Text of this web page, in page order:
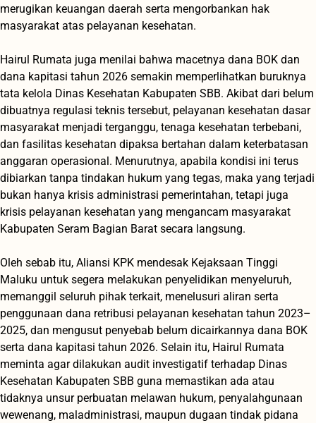
merugikan keuangan daerah serta mengorbankan hak
masyarakat atas pelayanan kesehatan.
‎Hairul Rumata juga menilai bahwa macetnya dana BOK dan
dana kapitasi tahun 2026 semakin memperlihatkan buruknya
tata kelola Dinas Kesehatan Kabupaten SBB. Akibat dari belum
dibuatnya regulasi teknis tersebut, pelayanan kesehatan dasar
masyarakat menjadi terganggu, tenaga kesehatan terbebani,
dan fasilitas kesehatan dipaksa bertahan dalam keterbatasan
anggaran operasional. Menurutnya, apabila kondisi ini terus
dibiarkan tanpa tindakan hukum yang tegas, maka yang terjadi
bukan hanya krisis administrasi pemerintahan, tetapi juga
krisis pelayanan kesehatan yang mengancam masyarakat
Kabupaten Seram Bagian Barat secara langsung.
‎Oleh sebab itu, Aliansi KPK mendesak Kejaksaan Tinggi
Maluku untuk segera melakukan penyelidikan menyeluruh,
memanggil seluruh pihak terkait, menelusuri aliran serta
penggunaan dana retribusi pelayanan kesehatan tahun 2023–
2025, dan mengusut penyebab belum dicairkannya dana BOK
serta dana kapitasi tahun 2026. Selain itu, Hairul Rumata
meminta agar dilakukan audit investigatif terhadap Dinas
Kesehatan Kabupaten SBB guna memastikan ada atau
tidaknya unsur perbuatan melawan hukum, penyalahgunaan
wewenang, maladministrasi, maupun dugaan tindak pidana